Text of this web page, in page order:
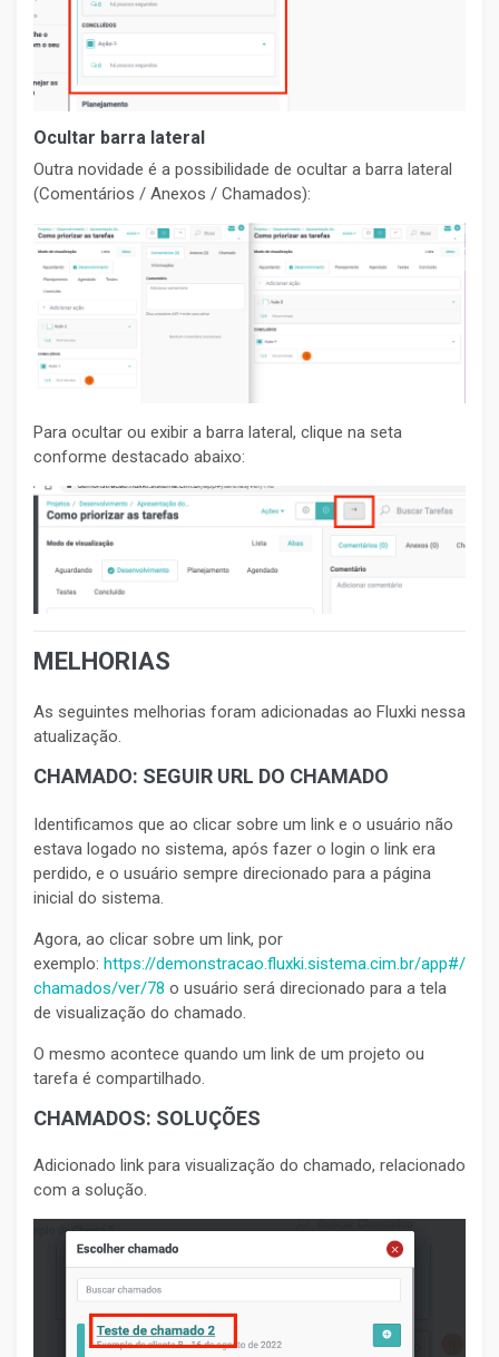
Ocultar barra lateral
Outra novidade é a possibilidade de ocultar a barra lateral
(Comentários / Anexos / Chamados):
Para ocultar ou exibir a barra lateral, clique na seta
conforme destacado abaixo:
MELHORIAS
As seguintes melhorias foram adicionadas ao Fluxki nessa
atualização.
CHAMADO: SEGUIR URL DO CHAMADO
Identificamos que ao clicar sobre um link e o usuário não
estava logado no sistema, após fazer o login o link era
perdido, e o usuário sempre direcionado para a página
inicial do sistema.
Agora, ao clicar sobre um link, por
exemplo: https://demonstracao.fluxki.sistema.cim.br/app#/
chamados/ver/78 o usuário será direcionado para a tela
de visualização do chamado.
O mesmo acontece quando um link de um projeto ou
tarefa é compartilhado.
CHAMADOS: SOLUÇÕES
Adicionado link para visualização do chamado, relacionado
com a solução.